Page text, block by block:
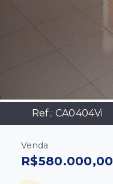
Ref.: CA0404Vi
Venda
R$580.000,00